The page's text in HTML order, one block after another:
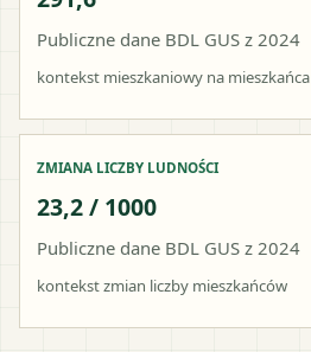
Publiczne dane BDL GUS z 2024
kontekst mieszkaniowy na mieszkańca
ZMIANA LICZBY LUDNOŚCI
23,2 / 1000
Publiczne dane BDL GUS z 2024
kontekst zmian liczby mieszkańców